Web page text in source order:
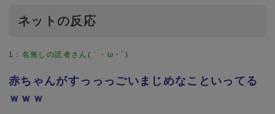
ネットの反応
1 ： 名無しの読者さん(｀・ω・´)
赤ちゃんがすっっっごいまじめなこといってる
ｗｗｗ